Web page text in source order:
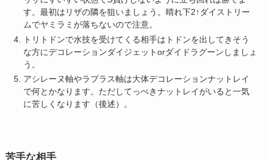
す。最初はリザの隣を狙いましょう。晴れ下2↑ダイストリー
ムでヤミラミが落ちないので注意。
トリトドンで水技を受けてくる相手はトドンを出してきそう
な方にデコレーションダイジェットorダイドラグーンしましょ
う。
アシレーヌ軸やラプラス軸は大体デコレーションナットレイ
で何とかなります。ただしてっぺきナットレイがいると一気
に苦しくなります（後述）。
苦手な相手